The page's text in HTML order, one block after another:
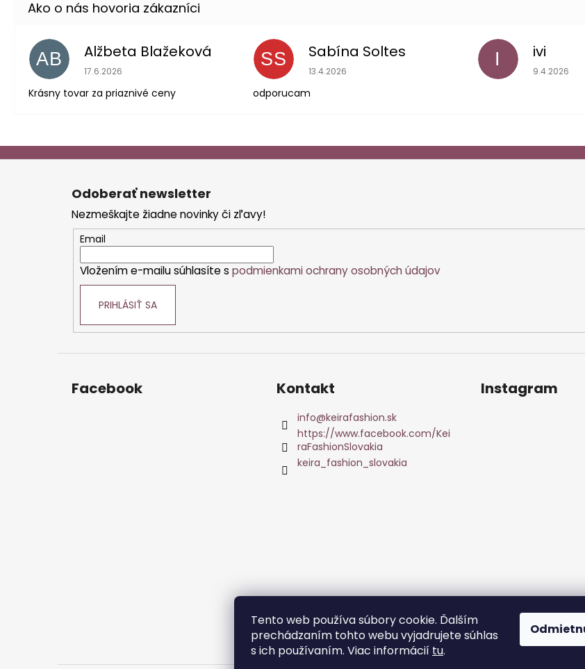
Tento web používa súbory cookie. Ďalším
prechádzaním tohto webu vyjadrujete súhlas
s ich používaním. Viac informácií tu.
AB Alžbeta Blažeková
Hodnotenie obchodu je 5 z 5 hviezdičiek.
17.6.2026
Krásny tovar za priaznivé ceny
SS Sabína Soltes
Hodnotenie obchodu je 5 z 5 hviezdičiek.
13.4.2026
odporucam
I ivi
9.4.2026
Z
Odoberať newsletter
Nezmeškajte žiadne novinky či zľavy!
Email
Vložením e-mailu súhlasíte s podmienkami ochrany osobných údajov
PRIHLÁSIŤ SA
Facebook Kontakt
info@keirafashion.sk
https://www.facebook.com/Kei
raFashionSlovakia
keira_fashion_slovakia
Instagram